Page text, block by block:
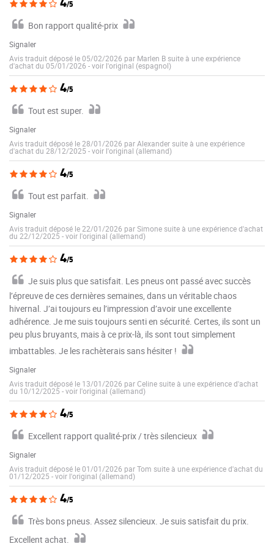
4/5
Bon rapport qualité-prix
Signaler
Avis traduit déposé le 05/02/2026 par Marlen B suite à une expérience
d'achat du 05/01/2026 -voir l'original (espagnol)
4/5
Tout est super.
Signaler
Avis traduit déposé le 28/01/2026 par Alexander suite à une expérience
d'achat du 28/12/2025 -voir l'original (allemand)
4/5
Tout est parfait.
Signaler
Avis traduit déposé le 22/01/2026 par Simone suite à une expérience d'achat
du 22/12/2025 -voir l'original (allemand)
4/5
Je suis plus que satisfait. Les pneus ont passé avec succès
l’épreuve de ces dernières semaines, dans un véritable chaos
hivernal. J’ai toujours eu l’impression d’avoir une excellente
adhérence. Je me suis toujours senti en sécurité. Certes, ils sont un
peu plus bruyants, mais à ce prix-là, ils sont tout simplement
imbattables. Je les rachèterais sans hésiter !
Signaler
Avis traduit déposé le 13/01/2026 par Celine suite à une expérience d'achat
du 10/12/2025 -voir l'original (allemand)
4/5
Excellent rapport qualité-prix / très silencieux
Signaler
Avis traduit déposé le 01/01/2026 par Tom suite à une expérience d'achat du
01/12/2025 -voir l'original (allemand)
4/5
Très bons pneus. Assez silencieux. Je suis satisfait du prix.
Excellent achat.